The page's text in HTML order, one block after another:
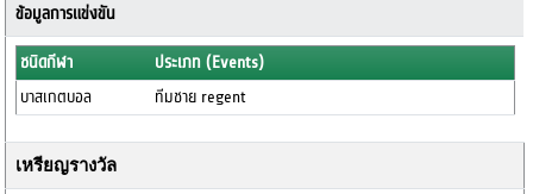
ข้อมูลการแข่งขัน
ชนิดกีฬา
ประเภท (Events)
บาสเกตบอล
ทีมชาย regent
เหรียญรางวัล